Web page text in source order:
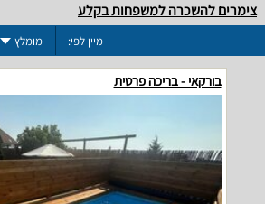
צימרים להשכרה למשפחות בקלע
מיין לפי: מומלץ
בורקאי - בריכה פרטית